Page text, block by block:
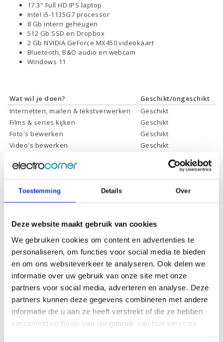
Toestemming Details Over
Deze website maakt gebruik van cookies
We gebruiken cookies om content en advertenties te
personaliseren, om functies voor social media te bieden
en om ons websiteverkeer te analyseren. Ook delen we
informatie over uw gebruik van onze site met onze
partners voor social media, adverteren en analyse. Deze
partners kunnen deze gegevens combineren met andere
informatie die u aan ze heeft verstrekt of die ze hebben
verzameld op basis van uw gebruik van hun services.
17.3" Full HD IPS laptop
Intel i5-1135G7 processor
8 Gb intern geheugen
512 Gb SSD en Dropbox
2 Gb NVIDIA GeForce MX450 videokaart
Bluetooth, B&O audio en webcam
Windows 11
Wat wil je doen?
Geschikt/ongeschikt
Internetten, mailen & tekstverwerken
Geschikt
Films & series kijken
Geschikt
Foto's bewerken
Geschikt
Video's bewerken
Geschikt
* Systeemvereisten zijn sterk afhankelijk van de games die u wilt spelen,
Specificaties
Schermdiagonaal:
17.3 inch (43,9 cm)
Scherm resolutie:
1920 x 1080 (Full HD)
Touchscreen:
-
Scherm omklapbaar:
-
Processor:
Intel Core i5-1135G7